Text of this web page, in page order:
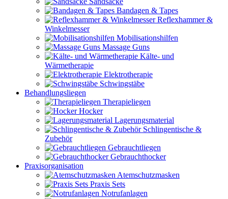
Bandagen & Tapes
Reflexhammer &
Winkelmesser
Mobilisationshilfen
Massage Guns
Kälte- und
Wärmetherapie
Elektrotherapie
Schwingstäbe
Behandlungsliegen
Therapieliegen
Hocker
Lagerungsmaterial
Schlingentische &
Zubehör
Gebrauchtliegen
Gebrauchthocker
Praxisorganisation
Atemschutzmasken
Praxis Sets
Notrufanlagen